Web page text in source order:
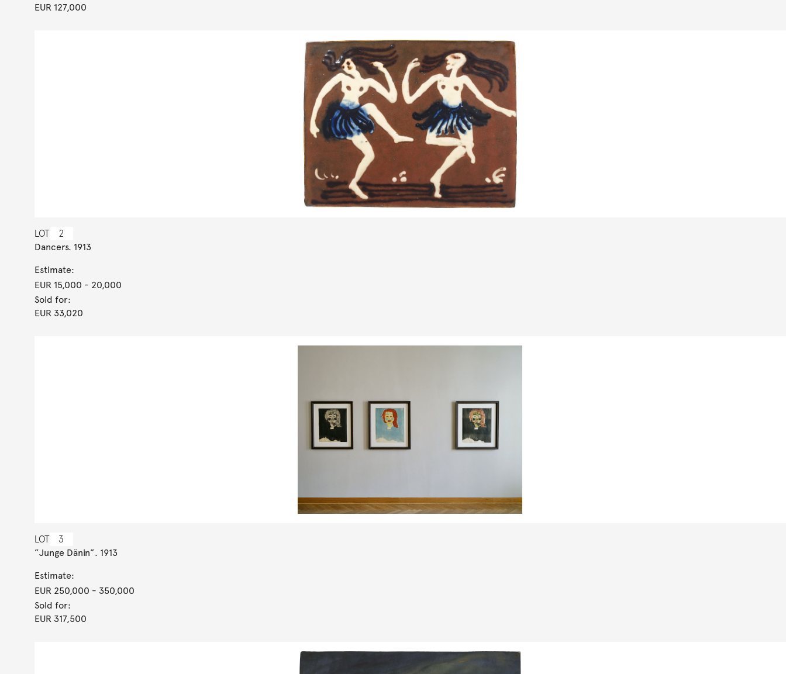
EUR 127,000
LOT 2
Dancers. 1913
Estimate:
EUR 15,000 - 20,000
Sold for:
EUR 33,020
LOT 3
”Junge Dänin”. 1913
Estimate:
EUR 250,000 - 350,000
Sold for:
EUR 317,500